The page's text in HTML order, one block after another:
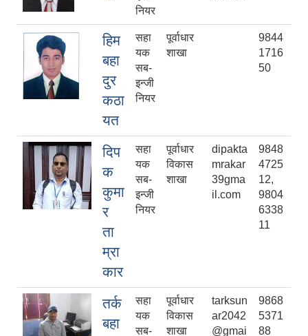
नियर
हिम
बहा
दुर
कठा
यत
सहा
यक
सब-
इन्जी
नियर
पूर्वाधार
शाखा
9844
1716
50
दिप
क
कुमा
र
ता
म्रा
कार
सहा
यक
सब-
इन्जी
नियर
पूर्वाधार
विकास
शाखा
dipakta
mrakar
39gma
il.com
9848
4725
12,
9804
6338
11
तर्क
बहा
सहा
यक
सब-
पूर्वाधार
विकास
शाखा
tarksun
ar2042
@gmai
9868
5371
88